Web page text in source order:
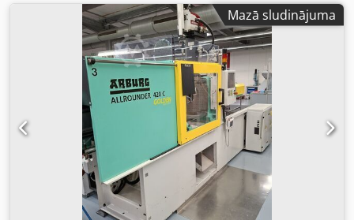
ražošanas vadība Aprīkojuma komplekts: optimizācija /
lietotāja atbalsts Aprīkojuma komplekts: kvalitātes
nodrošināšana Aprīkojuma komplekts: dokumentācija CD
ar lietošanas instrukciju un rezerves daļu sarakstu Bez
granulu tvertnes, 50 l
Mazā sludinājuma